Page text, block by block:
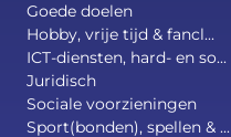
Goede doelen
Hobby, vrije tijd & fancl...
ICT-diensten, hard- en so...
Juridisch
Sociale voorzieningen
Sport(bonden), spellen & ...